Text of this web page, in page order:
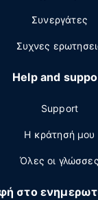
Συνεργάτες
Συχνες
Help and
Support
Η κράτησή μου
Όλες οι γλώσσες
στο